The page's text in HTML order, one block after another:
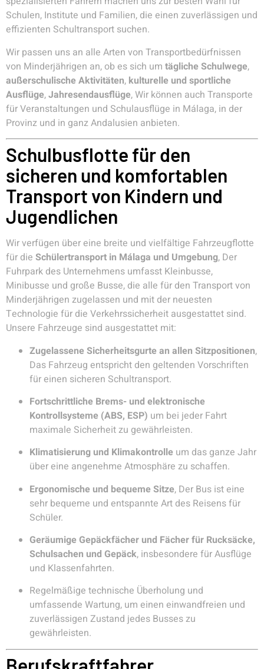
Schulen, Institute und Familien, die einen zuverlässigen und
effizienten Schultransport suchen.
Wir passen uns an alle Arten von Transportbedürfnissen
von Minderjährigen an, ob es sich um tägliche Schulwege,
außerschulische Aktivitäten, kulturelle und sportliche
Ausflüge,Jahresendausflüge, Wir können auch Transporte
für Veranstaltungen und Schulausflüge in Málaga, in der
Provinz und in ganz Andalusien anbieten.
Schulbusflotte für den
sicheren und komfortablen
Transport von Kindern und
Jugendlichen
Wir verfügen über eine breite und vielfältige Fahrzeugflotte
für die Schülertransport in Málaga und Umgebung, Der
Fuhrpark des Unternehmens umfasst Kleinbusse,
Minibusse und große Busse, die alle für den Transport von
Minderjährigen zugelassen und mit der neuesten
Technologie für die Verkehrssicherheit ausgestattet sind.
Unsere Fahrzeuge sind ausgestattet mit:
Zugelassene Sicherheitsgurte an allen Sitzpositionen,
Das Fahrzeug entspricht den geltenden Vorschriften
für einen sicheren Schultransport.
Fortschrittliche Brems- und elektronische
Kontrollsysteme (ABS, ESP) um bei jeder Fahrt
maximale Sicherheit zu gewährleisten.
Klimatisierung und Klimakontrolle um das ganze Jahr
über eine angenehme Atmosphäre zu schaffen.
Ergonomische und bequeme Sitze, Der Bus ist eine
sehr bequeme und entspannte Art des Reisens für
Schüler.
Geräumige Gepäckfächer und Fächer für Rucksäcke,
Schulsachen und Gepäck, insbesondere für Ausflüge
und Klassenfahrten.
Regelmäßige technische Überholung und
umfassende Wartung, um einen einwandfreien und
zuverlässigen Zustand jedes Busses zu
gewährleisten.